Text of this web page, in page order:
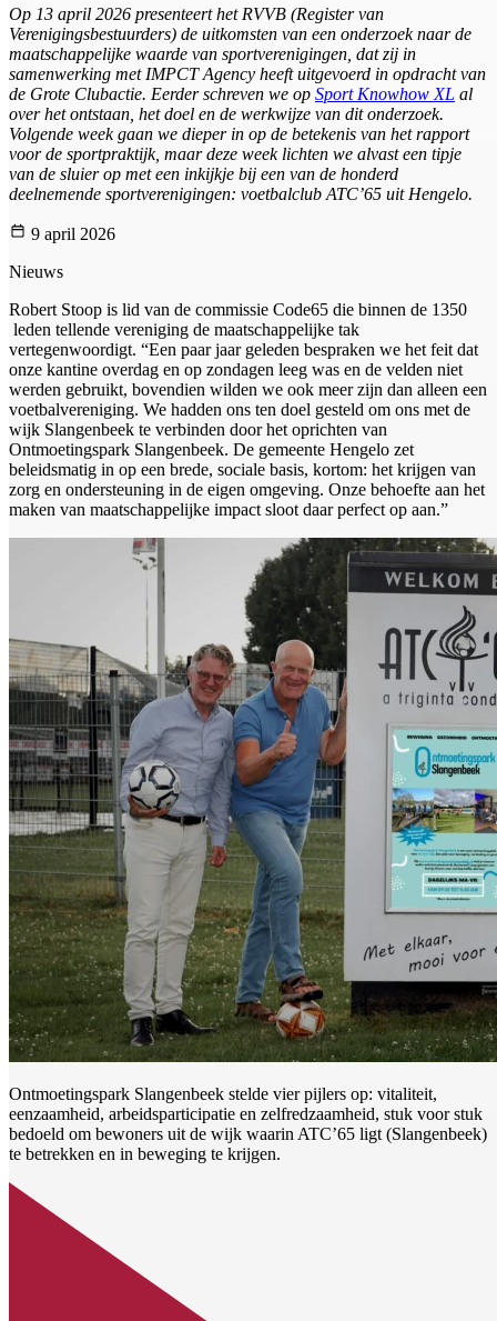
Op 13 april 2026 presenteert het RVVB (Register van
Verenigingsbestuurders) de uitkomsten van een onderzoek naar de
maatschappelijke waarde van sportverenigingen, dat zij in
samenwerking met IMPCT Agency heeft uitgevoerd in opdracht van
de Grote Clubactie. Eerder schreven we op Sport Knowhow XL al
over het ontstaan, het doel en de werkwijze van dit onderzoek.
Volgende week gaan we dieper in op de betekenis van het rapport
voor de sportpraktijk, maar deze week lichten we alvast een tipje
van de sluier op met een inkijkje bij een van de honderd
deelnemende sportverenigingen: voetbalclub ATC’65 uit Hengelo.
9 april 2026
Nieuws
Robert Stoop is lid van de commissie Code65 die binnen de 1350
leden tellende vereniging de maatschappelijke tak
vertegenwoordigt. “Een paar jaar geleden bespraken we het feit dat
onze kantine overdag en op zondagen leeg was en de velden niet
werden gebruikt, bovendien wilden we ook meer zijn dan alleen een
voetbalvereniging. We hadden ons ten doel gesteld om ons met de
wijk Slangenbeek te verbinden door het oprichten van
Ontmoetingspark Slangenbeek. De gemeente Hengelo zet
beleidsmatig in op een brede, sociale basis, kortom: het krijgen van
zorg en ondersteuning in de eigen omgeving. Onze behoefte aan het
maken van maatschappelijke impact sloot daar perfect op aan.”
Ontmoetingspark Slangenbeek stelde vier pijlers op: vitaliteit,
eenzaamheid, arbeidsparticipatie en zelfredzaamheid, stuk voor stuk
bedoeld om bewoners uit de wijk waarin ATC’65 ligt (Slangenbeek)
te betrekken en in beweging te krijgen.